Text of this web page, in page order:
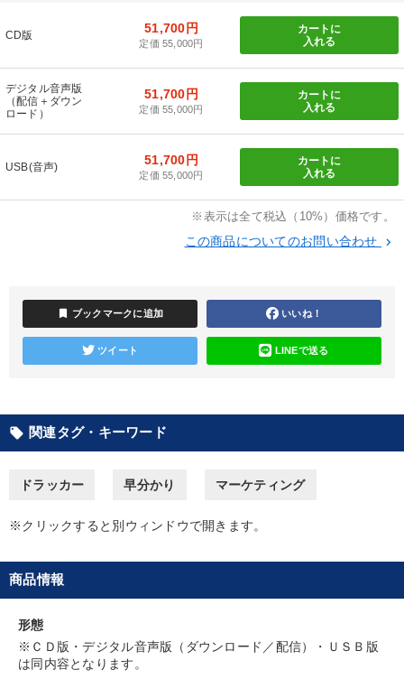
ondemand_video 経営音声・動画を探す refresh
しいただけます
カテゴリー
歴史・古典に学ぶ実務講話
【2026年7月】音声・映像ご案内商品 数字・税務・決算書
経営リーダーの考え方と戦略を学ぶ 【3月】音声・映像
【最新刊】時代を超える経営150の言葉＋社長のスピーチ・話材
企業戦略に学ぶ 経済・景気・相場予測
2025年夏季全国経営者セミナー収録講演ＣＤ・講演ＤＶＤ・デジ
タル版（音声／動画ストリーミング・ダウンロード）
社長の姿勢を学びたい
リーダーの魅力向上
CD版 51,700円
定価 55,000円
カートに
入れる
デジタル音声版
（配信＋ダウン
ロード）
51,700円
定価 55,000円
カートに
入れる
USB(音声) 51,700円
定価 55,000円
カートに
入れる
※表示は全て税込（10%）価格です。
この商品についてのお問い合わせ keyboard_arrow_right
bookmark ブックマークに追加 いいね！
ツイート LINEで送る
local_offer 関連タグ・キーワード
ドラッカー 早分かり マーケティング
※クリックすると別ウィンドウで開きます。
商品情報
形態
※ＣＤ版・デジタル音声版（ダウンロード／配信）・ＵＳＢ版
は同内容となります。